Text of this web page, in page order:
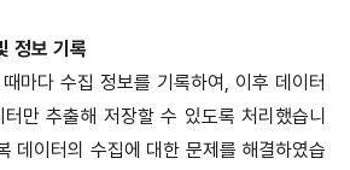
정보 기록
마다 수집 정보를 기록하여, 이후 데이터
만 추출해 저장할 수 있도록 처리했습니
데이터의 수집에 대한 문제를 해결하였습